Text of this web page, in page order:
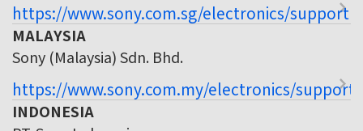
https://www.sony.com.sg/electronics/support
MALAYSIA
Sony (Malaysia) Sdn. Bhd.
https://www.sony.com.my/electronics/support
INDONESIA